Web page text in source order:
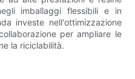
imballaggi flessibili e in
investe nell'ottimizzazione
per ampliare le
la riciclabilità.